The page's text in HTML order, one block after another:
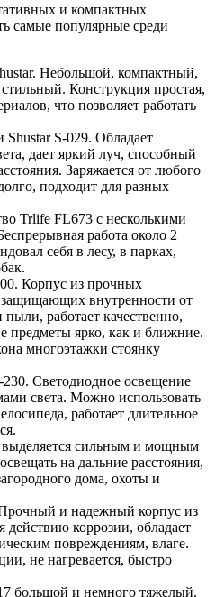
и компактных
самые популярные среди
Небольшой, компактный,
Конструкция простая,
что позволяет работать
S-029. Обладает
дает яркий луч, способный
Заряжается от любого
подходит для разных
Trlife FL673 с несколькими
работа около 2
себя в лесу, в парках,
Корпус из прочных
защищающих внутренности от
работает качественно,
предметы ярко, как и ближние.
многоэтажки стоянку
Светодиодное освещение
света. Можно использовать
работает длительное
сильным и мощным
на дальние расстояния,
дома, охоты и
и надежный корпус из
действию коррозии, обладает
повреждениям, влаге.
не нагревается, быстро
большой и немного тяжелый.